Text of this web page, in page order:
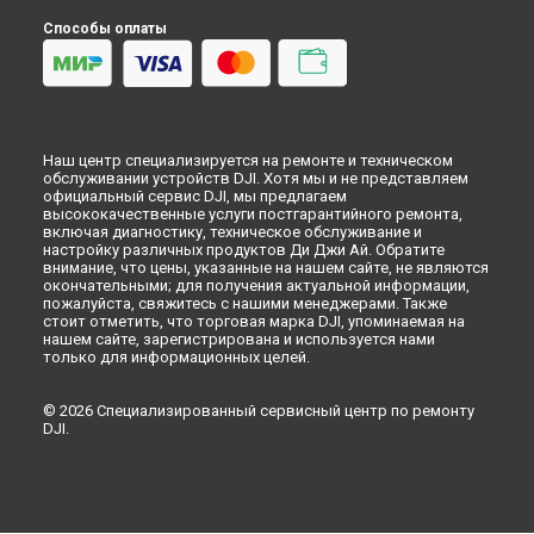
Способы оплаты
Наш центр специализируется на ремонте и техническом
обслуживании устройств DJI. Хотя мы и не представляем
официальный сервис DJI, мы предлагаем
высококачественные услуги постгарантийного ремонта,
включая диагностику, техническое обслуживание и
настройку различных продуктов Ди Джи Ай. Обратите
внимание, что цены, указанные на нашем сайте, не являются
окончательными; для получения актуальной информации,
пожалуйста, свяжитесь с нашими менеджерами. Также
стоит отметить, что торговая марка DJI, упоминаемая на
нашем сайте, зарегистрирована и используется нами
только для информационных целей.
© 2026 Специализированный сервисный центр по ремонту
DJI.